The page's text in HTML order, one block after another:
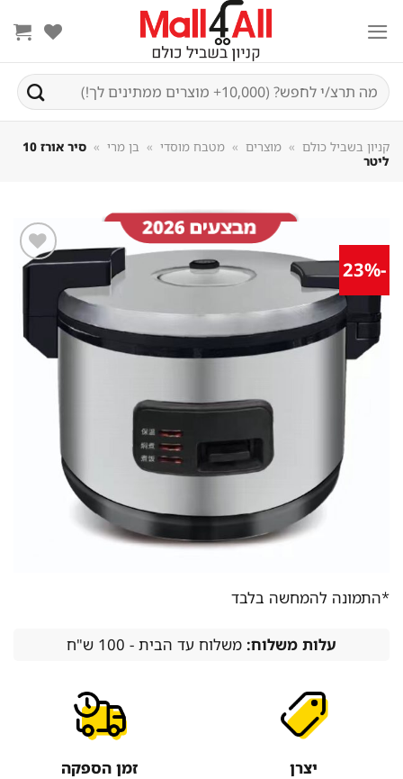
חיפוש
עבור:
קניון בשביל כולם מוצרים מטבח מוסדי בן מרי
סיר אורז 10
ליטר
במועדפים
*התמונה להמחשה בלבד
עלות משלוח:משלוח עד הבית - 100 ש"ח
יצרן
זמן הספקה